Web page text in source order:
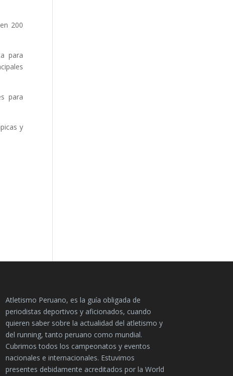
200
para
para
y
Atletismo Peruano, es la guía obligada de
periodistas deportivos y aficionados, cuando
quieren saber sobre la actualidad del atletismo y
del running, tanto peruano como mundial.
Cubrimos todos los campeonatos y eventos
nacionales e internacionales. Estuvimos
presentes debidamente acreditados por la World